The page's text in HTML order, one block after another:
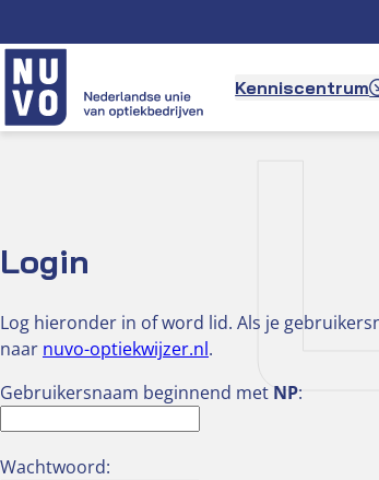
naar
de
inhoud
Kenniscentrum
Login
Log hieronder in of word lid. Als je
naar nuvo-optiekwijzer.nl.
Gebruikersnaam beginnend met NP:
Wachtwoord: